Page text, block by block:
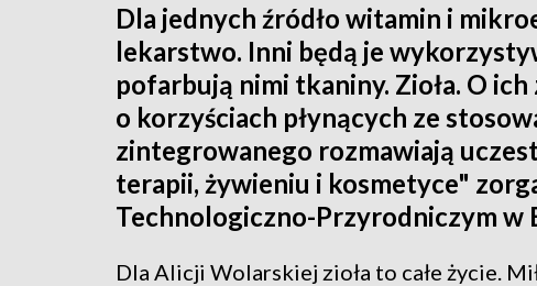
Dla jednych źródło witamin i
lekarstwo. Inni będą je
pofarbują nimi tkaniny. Zioła. O
o korzyściach płynących ze
zintegrowanego rozmawiają
terapii, żywieniu i kosmetyce"
Technologiczno-Przyrodniczym w
Dla Alicji Wolarskiej zioła to całe życie.